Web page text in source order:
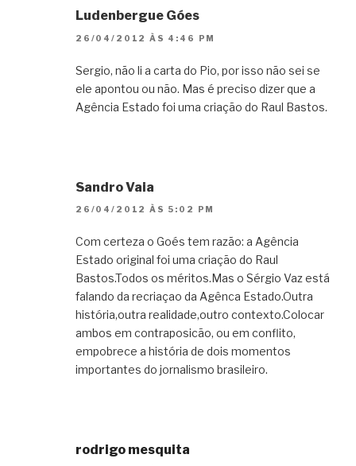
Ludenbergue Góes
26/04/2012 ÀS 4:46 PM
Sergio, não li a carta do Pio, por isso não sei se
ele apontou ou não. Mas é preciso dizer que a
Agência Estado foi uma criação do Raul Bastos.
Sandro Vaia
26/04/2012 ÀS 5:02 PM
Com certeza o Goés tem razão: a Agência
Estado original foi uma criação do Raul
Bastos.Todos os méritos.Mas o Sérgio Vaz está
falando da recriaçao da Agênca Estado.Outra
história,outra realidade,outro contexto.Colocar
ambos em contraposicão, ou em conflito,
empobrece a história de dois momentos
importantes do jornalismo brasileiro.
rodrigo mesquita